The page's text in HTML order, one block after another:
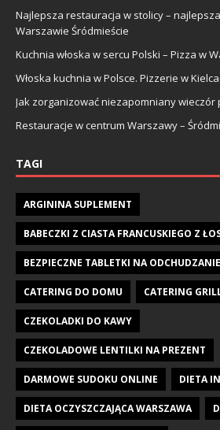
Najlepsza restauracja w stolicy –
Warszawie Śródmieście
Kuchnia włoska w sercu Polski – Pizza w
Włoska kuchnia w Polsce. Pizzerie w
Jak zorganizować niezapomniany wieczór
Restauracje w centrum Warszawy –
TAGI
ARGININA SUPLEMENT
BABECZKI Z CIASTA FRANCUSKIEGO Z
BEZPIECZNE TABLETKI NA ODCHUDZANIE
CATERING DO DOMU CATERING
CZEKOLADKI DO KAWY
CZEKOLADOWE LENTILKI NA PREZENT
DARMOWE SUDOKU ONLINE DIETA
DIETA OCZYSZCZAJĄCA WARSZAWA